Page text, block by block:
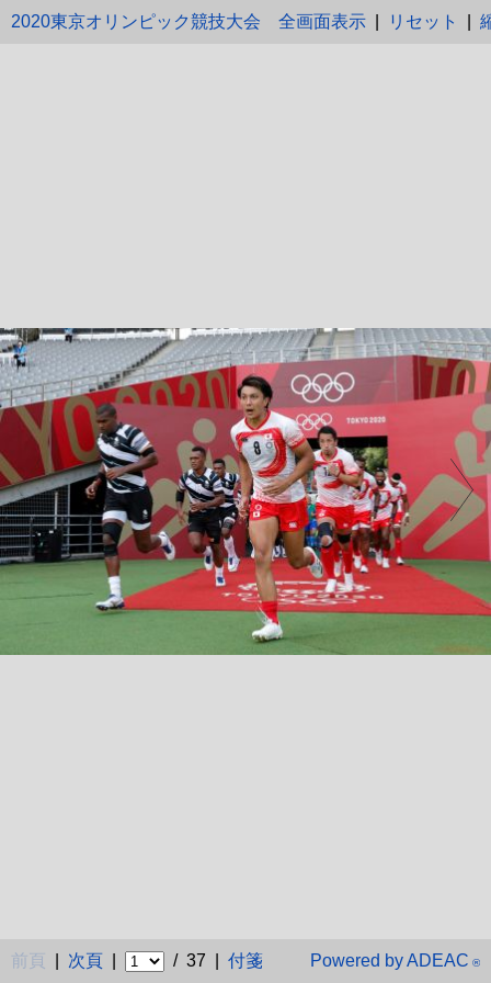
2020東京オリンピック競技大会 全画面表示 リセット
前頁 次頁 / 37 | 付箋 Powered by ADEAC ®